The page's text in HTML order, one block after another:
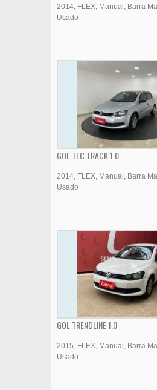
2014 FLEX Manual Barra
Usado
GOL TEC TRACK 1.0
2014 FLEX Manual Barra
Usado
GOL TRENDLINE 1.0
2015 FLEX Manual Barra
Usado